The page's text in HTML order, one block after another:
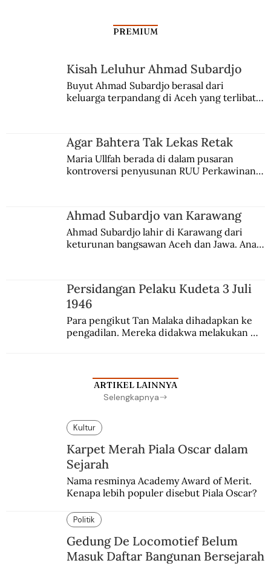
Kegemaran Buya Hamka Menonton Film
PREMIUM
Kisah Leluhur Ahmad Subardjo
Buyut Ahmad Subardjo berasal dari
keluarga terpandang di Aceh yang terlibat
Agar Bahtera Tak Lekas Retak
Maria Ullfah berada di dalam pusaran
kontroversi penyusunan RUU Perkawinan.
Ahmad Subardjo van Karawang
Ahmad Subardjo lahir di Karawang dari
keturunan bangsawan Aceh dan Jawa. Anak
Persidangan Pelaku Kudeta 3 Juli
1946
Para pengikut Tan Malaka dihadapkan ke
pengadilan. Mereka didakwa melakukan
ARTIKEL LAINNYA
Selengkapnya
Kultur
Karpet Merah Piala Oscar dalam
Sejarah
Nama resminya Academy Award of Merit.
Kenapa lebih populer disebut Piala Oscar?
Politik
Gedung De Locomotief Belum
Masuk Daftar Bangunan Bersejarah